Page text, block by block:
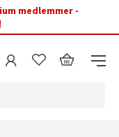
medlemmer -